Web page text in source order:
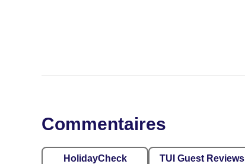
Commentaires
HolidayCheck TUI Guest Reviews